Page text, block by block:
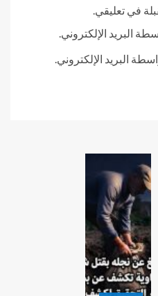
في تعليقي.
البريد الإلكتروني.
البريد الإلكتروني.